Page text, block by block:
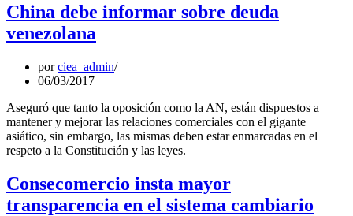
China debe informar sobre deuda
venezolana
porciea_admin
06/03/2017
Aseguró que tanto la oposición como la AN, están dispuestos a
mantener y mejorar las relaciones comerciales con el gigante
asiático, sin embargo, las mismas deben estar enmarcadas en el
respeto a la Constitución y las leyes.
Consecomercio insta mayor
transparencia en el sistema cambiario